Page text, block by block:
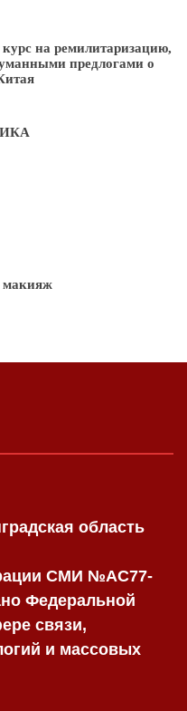
на ремилитаризацию,
предлогами о
область
СМИ №AC77-
Федеральной
связи,
и массовых